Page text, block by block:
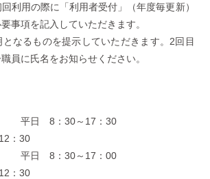
利用の際に「利用者受付」（年度毎更新）
事項を記入していただきます。
なるものを提示していただきます。2回目
員に氏名をお知らせください。
平日 8：30～17：30
：30
平日 8：30～17：00
：30